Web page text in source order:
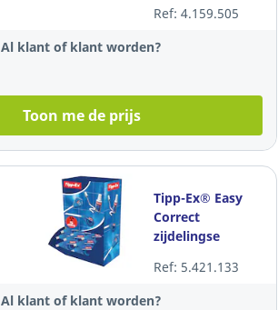
stuk
Ref: 4.159.505
Al klant of klant worden?
Toon me de prijs
Tipp-Ex® Easy
Correct
zijdelingse
4,2mm x 12m,
15stuks+5 gratis
Ref: 5.421.133
Al klant of klant worden?